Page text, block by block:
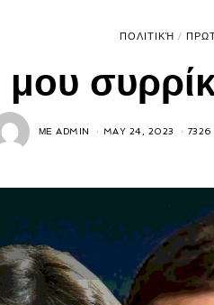
ΠΟΛΙΤΙΚΉ /
ΜΕ ADMIN MAY 24, 2023